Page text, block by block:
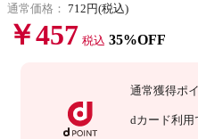
通常価格： 712円(税込)
￥457 税込 35%OFF
通常獲得ポ
dカード利用